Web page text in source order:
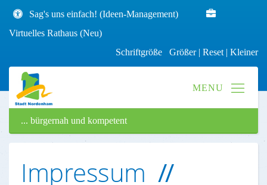
Sag's uns einfach! (Ideen-Management)
Virtuelles Rathaus (Neu)
Schriftgröße Größer| Reset | Kleiner
... bürgernah und kompetent
Impressum